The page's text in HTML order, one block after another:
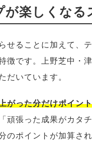
楽しくなる
せることに加えて、
徴です。上野芝中・
だいています。
がった分だけポイン
頑張った成果がカタ
のポイントが加算さ